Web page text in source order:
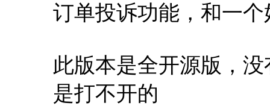
订单投诉功能，和一
此版本是全开源版，
是打不开的